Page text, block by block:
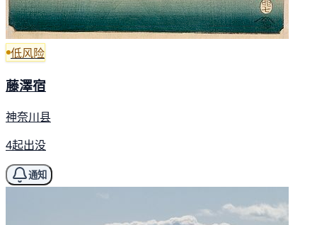
低风险
藤澤宿
神奈川县
4起出没
通知